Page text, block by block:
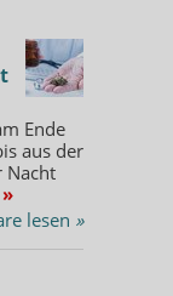
Ende
aus der
Nacht
»
lesen »